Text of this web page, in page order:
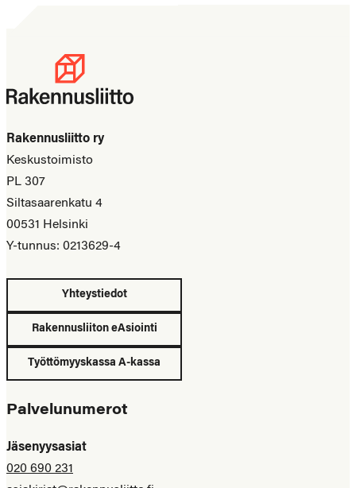
Rakennusliitto ry
Keskustoimisto
PL 307
Siltasaarenkatu 4
00531 Helsinki
Y-tunnus: 0213629-4
Yhteystiedot
Rakennusliiton eAsiointi
Työttömyyskassa A-kassa
Palvelunumerot
Jäsenyysasiat
020 690 231